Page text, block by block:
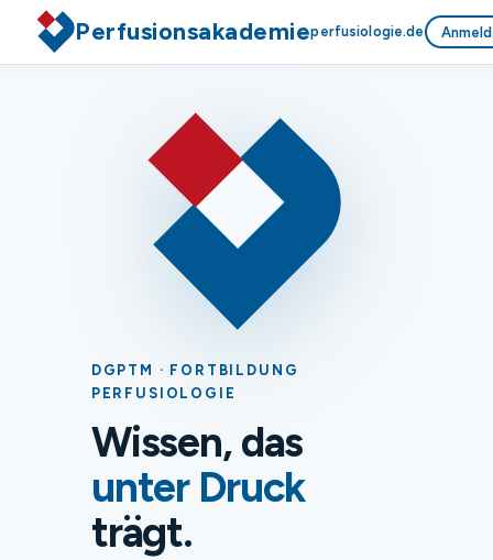
Perfusionsakademieperfusiologie.de
DGPTM · FORTBILDUNG
PERFUSIOLOGIE
Wissen, das
unter Druck
trägt.